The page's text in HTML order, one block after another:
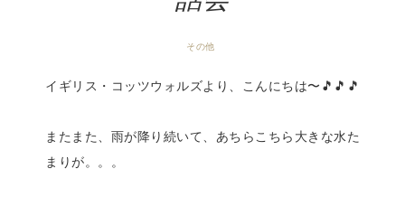
その他
イギリス・コッツウォルズより、こんにちは〜🎵🎵🎵
またまた、雨が降り続いて、あちらこちら大きな水た
まりが。。。